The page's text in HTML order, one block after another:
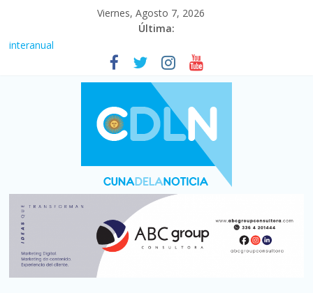
Viernes, Agosto 7, 2026
Última:
Fuerte caída de la venta de autos usados en julio: bajó un 12,6%
Central venció 1 a 0 al River de Coudet en el Monumental
La morosidad alcanzó su nivel más alto en dos décadas y ya
afecta a 400 mil deudores en Santa Fe
Desde que asumió Milei cerraron 41.000 kioscos: el sector
denuncia crisis como en 2001
Vacaciones de invierno con más movimiento y consumo
turístico: 4,6 millones de personas viajaron por el país, un 5,9%